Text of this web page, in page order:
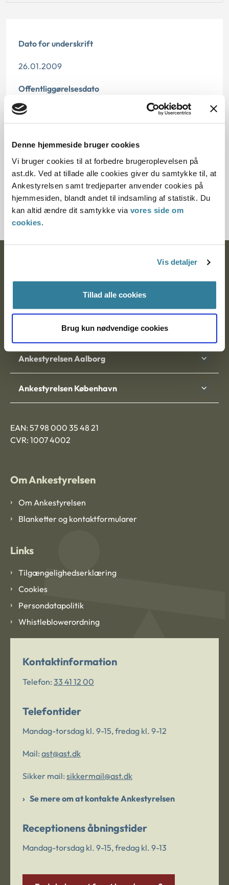
Denne hjemmeside bruger cookies
Vi bruger cookies til at forbedre brugeroplevelsen på
ast.dk. Ved at tillade alle cookies giver du samtykke til, at
Ankestyrelsen samt tredjeparter anvender cookies på
hjemmesiden, blandt andet til indsamling af statistik. Du
kan altid ændre dit samtykke via vores side om
cookies.
Vis detaljer
Tillad alle cookies
Brug kun nødvendige cookies
Dato for underskrift
26.01.2009
Offentliggørelsesdato
10.07.2013
§ 42
Journalnummer
3500170-08
Postadresse:
Nytorv 7, 2. sal
9000 Aalborg
Ankestyrelsen Aalborg
Ankestyrelsen København
EAN: 57 98 000 35 48 21
CVR: 1007 4002
Om Ankestyrelsen
Om Ankestyrelsen
Blanketter og kontaktformularer
Links
Tilgængelighedserklæring
Cookies
Persondatapolitik
Whistleblowerordning
Kontaktinformation
Telefon: 33 41 12 00
Telefontider
Mandag-torsdag kl. 9-15, fredag kl. 9-12
Mail: ast@ast.dk
Sikker mail: sikkermail@ast.dk
Se mere om at kontakte Ankestyrelsen
Receptionens åbningstider
Mandag-torsdag kl. 9-15, fredag kl. 9-13